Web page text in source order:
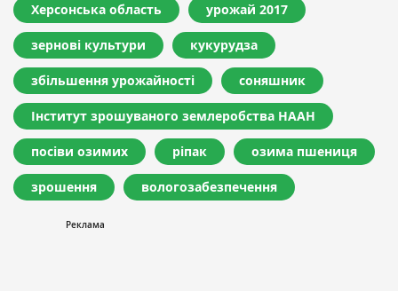
Херсонська область урожай 2017
зернові культури кукурудза
збільшення урожайності соняшник
Інститут зрошуваного землеробства НААН
посіви озимих ріпак озима пшениця
зрошення вологозабезпечення